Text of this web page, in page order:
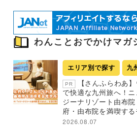
わんことおでかけマガ
エリア別で探す 九
PR
【さんふらわあ
で快適な九州旅へ！
ジーナリゾート由布
府・由布院を満喫す
2026.08.07